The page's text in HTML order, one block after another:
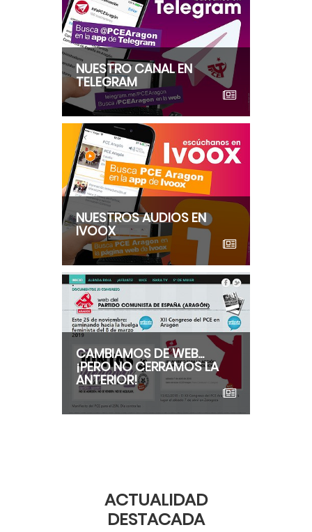
NUESTRO CANAL EN
TELEGRAM
NUESTROS AUDIOS EN
IVOOX
CAMBIAMOS DE WEB...
¡PERO NO CERRAMOS LA
ANTERIOR!
ACTUALIDAD
DESTACADA